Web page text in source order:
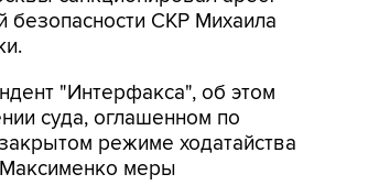
безопасности СКР Михаила
"Интерфакса", об этом
суда, оглашенном по
режиме ходатайства
меры